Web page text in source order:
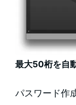
最大50桁を自
パスワード作